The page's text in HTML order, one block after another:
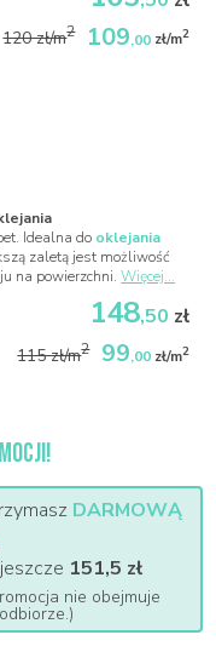
120 zł/m2 109,00 zł/m2
Idealna do oklejania
zaletą jest możliwość
na powierzchni.Więcej...
148,50 zł
115 zł/m2 99,00 zł/m2
DARMOWĄ
151,5 zł
nie obejmuje